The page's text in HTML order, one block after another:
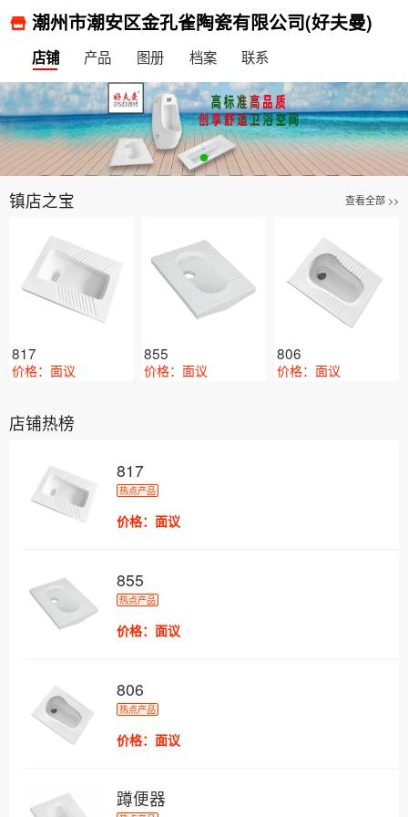
潮州市潮安区金孔雀陶瓷有限公司(好夫曼)
店铺 产品 图册 档案 联系
镇店之宝 查看全部 >>
817
价格：面议
855
价格：面议
806
价格：面议
店铺热榜
817
热点产品
价格：面议
855
热点产品
价格：面议
806
热点产品
价格：面议
蹲便器